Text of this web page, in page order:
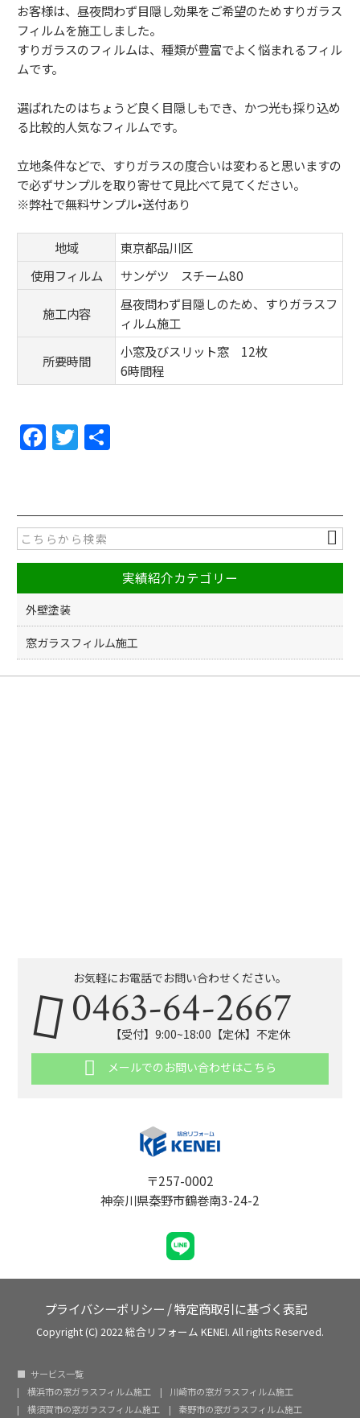
お客様は、昼夜問わず目隠し効果をご希望のためすりガラス
フィルムを施工しました。
すりガラスのフィルムは、種類が豊富でよく悩まれるフィル
ムです。
選ばれたのはちょうど良く目隠しもでき、かつ光も採り込め
る比較的人気なフィルムです。
立地条件などで、すりガラスの度合いは変わると思いますの
で必ずサンプルを取り寄せて見比べて見てください。
※弊社で無料サンプル•送付あり
地域
東京都品川区
使用フィルム
サンゲツ スチーム80
施工内容
昼夜問わず目隠しのため、すりガラスフ
ィルム施工
所要時間
小窓及びスリット窓 12枚
6時間程
F
a
e
b
o
o
k
T
w
er
実績紹介カテゴリー
外壁塗装
窓ガラスフィルム施工
お気軽にお電話でお問い合わせください。
0463-64-2667
【受付】9:00~18:00【定休】不定休
メールでのお問い合わせはこちら
〒257-0002
神奈川県秦野市鶴巻南3-24-2
プライバシーポリシー /特定商取引に基づく表記
Copyright (C) 2022 総合リフォーム KENEI. All rights Reserved.
サービス一覧
横浜市の窓ガラスフィルム施工
川崎市の窓ガラスフィルム施工
横須賀市の窓ガラスフィルム施工
秦野市の窓ガラスフィルム施工